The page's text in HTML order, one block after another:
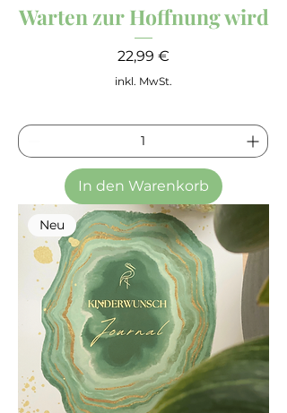
Warten zur Hoffnung wird
Preis
22,99 €
inkl. MwSt.
In den Warenkorb
Neu